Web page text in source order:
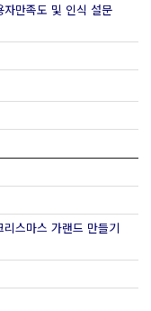
만족도 및 인식 설문
스마스 가랜드 만들기